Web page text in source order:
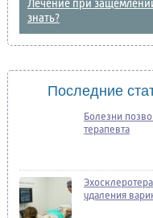
Лечение при
знать?
Последние
Болезни
терапевта
удаления